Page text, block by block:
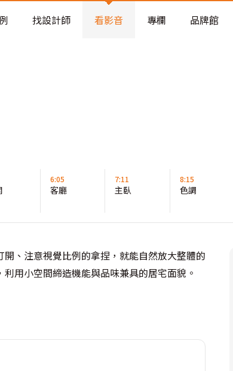
看不見的居家風險和翻新關鍵
老屋預算分配與高 CP 值煥新術
找設計師 看影音 專欄 品牌館
6:05
客廳
7:11
主臥
8:15
色調
、注意視覺比例的拿捏，就能自然放大整體的
用小空間締造機能與品味兼具的居宅面貌。